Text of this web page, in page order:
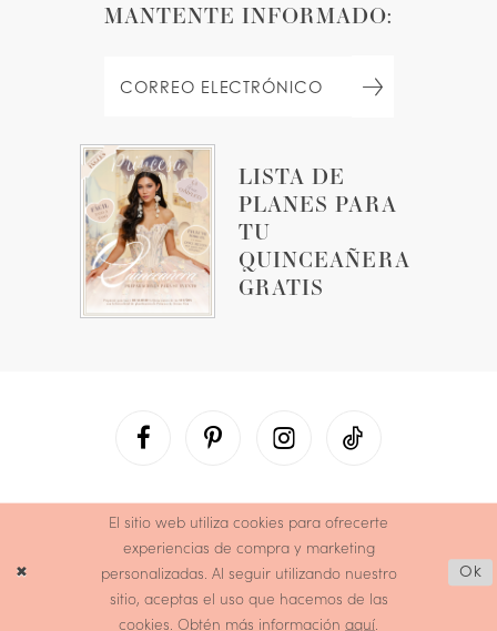
LISTA DE
PLANES PARA
TU
QUINCEAÑERA
GRATIS
MANTENTE INFORMADO:
El sitio web utiliza cookies para ofrecerte
experiencias de compra y marketing
personalizadas. Al seguir utilizando nuestro
sitio, aceptas el uso que hacemos de las
cookies. Obtén más información aquí
Ok